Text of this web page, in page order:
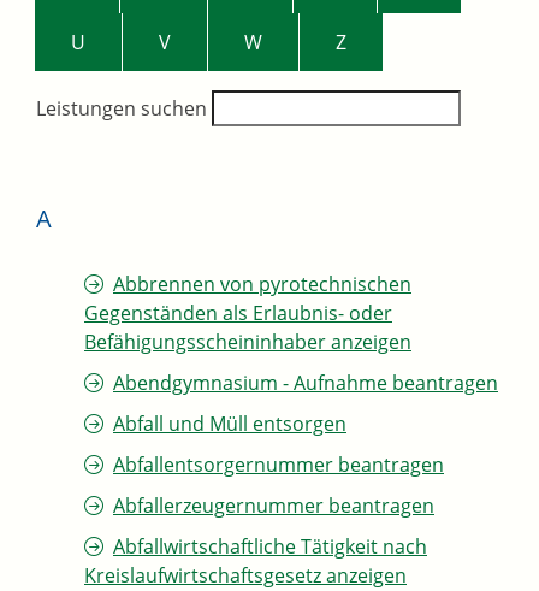
U V W Z
Leistungen suchen
A
Abbrennen von pyrotechnischen
Gegenständen als Erlaubnis- oder
Befähigungsscheininhaber anzeigen
Abendgymnasium - Aufnahme beantragen
Abfall und Müll entsorgen
Abfallentsorgernummer beantragen
Abfallerzeugernummer beantragen
Abfallwirtschaftliche Tätigkeit nach
Kreislaufwirtschaftsgesetz anzeigen